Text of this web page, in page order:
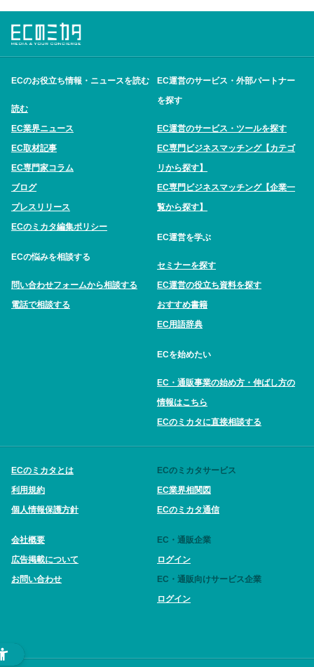
ECのお役立ち情報・ニュースを読む
読む
EC業界ニュース
EC取材記事
EC専門家コラム
ブログ
プレスリリース
ECのミカタ編集ポリシー
ECの悩みを相談する
問い合わせフォームから相談する
電話で相談する
EC運営のサービス・外部パートナー
を探す
EC運営のサービス・ツールを探す
EC専門ビジネスマッチング【カテゴ
リから探す】
EC専門ビジネスマッチング【企業一
覧から探す】
EC運営を学ぶ
セミナーを探す
EC運営の役立ち資料を探す
おすすめ書籍
EC用語辞典
ECを始めたい
EC・通販事業の始め方・伸ばし方の
情報はこちら
ECのミカタに直接相談する
ECのミカタとは
利用規約
個人情報保護方針
会社概要
広告掲載について
お問い合わせ
ECのミカタサービス
EC業界相関図
ECのミカタ通信
EC・通販企業
ログイン
EC・通販向けサービス企業
ログイン